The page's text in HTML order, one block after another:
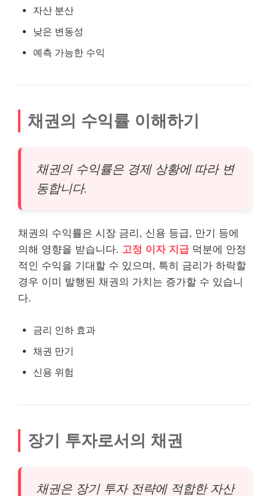
자산 분산
낮은 변동성
예측 가능한 수익
채권의 수익률 이해하기
채권의 수익률은 경제 상황에 따라 변
동합니다.
채권의 수익률은 시장 금리, 신용 등급, 만기 등에
의해 영향을 받습니다. 고정 이자 지급 덕분에 안정
적인 수익을 기대할 수 있으며, 특히 금리가 하락할
경우 이미 발행된 채권의 가치는 증가할 수 있습니
다.
금리 인하 효과
채권 만기
신용 위험
장기 투자로서의 채권
채권은 장기 투자 전략에 적합한 자산